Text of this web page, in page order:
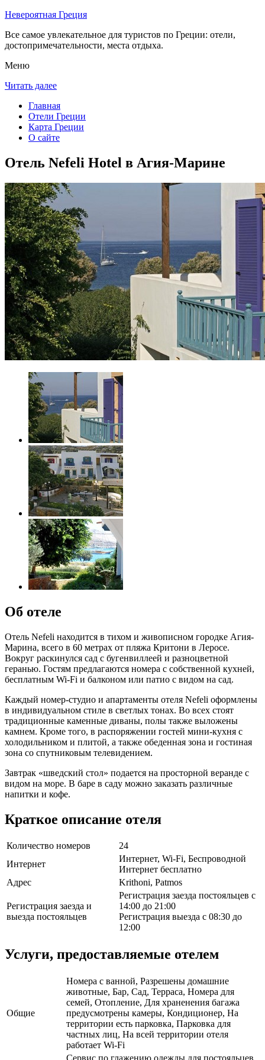
Невероятная Греция
Все самое увлекательное для туристов по Греции: отели,
достопримечательности, места отдыха.
Меню
Читать далее
Главная
Отели Греции
Карта Греции
О сайте
Отель Nefeli Hotel в Агия-Марине
Об отеле
Отель Nefeli находится в тихом и живописном городке Агия-
Марина, всего в 60 метрах от пляжа Критони в Леросе.
Вокруг раскинулся сад с бугенвиллеей и разноцветной
геранью. Гостям предлагаются номера с собственной кухней,
бесплатным Wi-Fi и балконом или патио с видом на сад.
Каждый номер-студио и апартаменты отеля Nefeli оформлены
в индивидуальном стиле в светлых тонах. Во всех стоят
традиционные каменные диваны, полы также выложены
камнем. Кроме того, в распоряжении гостей мини-кухня с
холодильником и плитой, а также обеденная зона и гостиная
зона со спутниковым телевидением.
Завтрак «шведский стол» подается на просторной веранде с
видом на море. В баре в саду можно заказать различные
напитки и кофе.
Краткое описание отеля
Количество номеров
24
Интернет
Интернет, Wi-Fi, Беспроводной
Интернет бесплатно
Адрес
Krithoni, Patmos
Регистрация заезда и
выезда постояльцев
Регистрация заезда постояльцев с
14:00 до 21:00
Регистрация выезда с 08:30 до
12:00
Услуги, предоставляемые отелем
Общие
Номера с ванной, Разрешены домашние
животные, Бар, Сад, Терраса, Номера для
семей, Отопление, Для храненения багажа
предусмотрены камеры, Кондиционер, На
территории есть парковка, Парковка для
частных лиц, На всей территории отеля
работает Wi-Fi